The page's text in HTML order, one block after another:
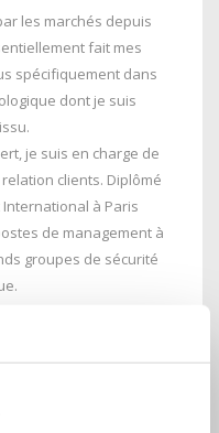
les marchés depuis
fait mes
spécifiquement dans
dont je suis
je suis en charge de
clients. Diplômé
à Paris
de management à
groupes de sécurité
à travers le travail de